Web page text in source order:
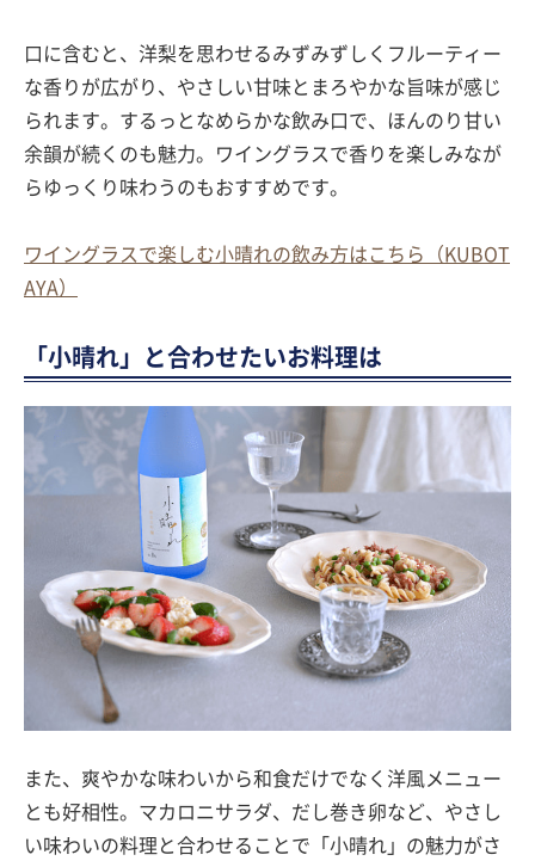
口に含むと、洋梨を思わせるみずみずしくフルーティー
な香りが広がり、やさしい甘味とまろやかな旨味が感じ
られます。するっとなめらかな飲み口で、ほんのり甘い
余韻が続くのも魅力。ワイングラスで香りを楽しみなが
らゆっくり味わうのもおすすめです。
ワイングラスで楽しむ小晴れの飲み方はこちら（KUBOT
AYA）
「小晴れ」と合わせたいお料理は
また、爽やかな味わいから和食だけでなく洋風メニュー
とも好相性。マカロニサラダ、だし巻き卵など、やさし
い味わいの料理と合わせることで「小晴れ」の魅力がさ